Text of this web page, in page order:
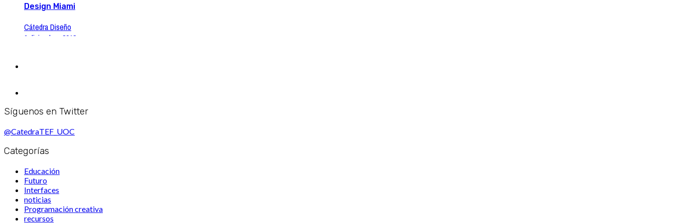
Design Miami
Cátedra Diseño
6 diciembre, 2018
Síguenos en Twitter
@CatedraTEF_UOC
Categorías
Educación
Futuro
Interfaces
noticias
Programación creativa
recursos